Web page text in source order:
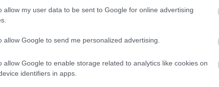
allow my user data to be sent to Google for online advertising
allow Google to send me personalized advertising.
allow Google to enable storage related to analytics like cookies on
identifiers in apps.